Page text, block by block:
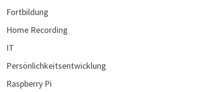
Fortbildung
Home Recording
IT
Persönlichkeitsentwicklung
Raspberry Pi